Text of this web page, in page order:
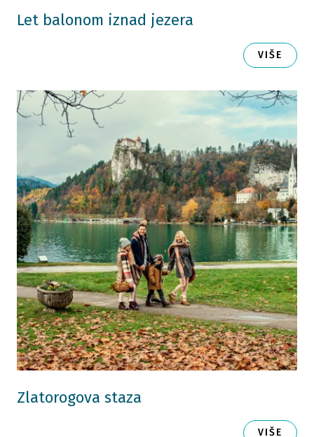
Let balonom iznad jezera
VIŠE
Zlatorogova staza
VIŠE